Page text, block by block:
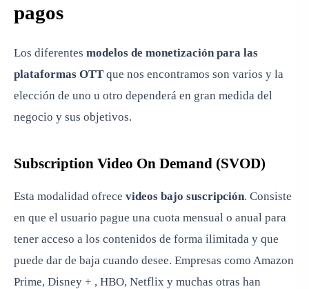
pagos
Los diferentes modelos de monetización para las
plataformas OTT que nos encontramos son varios y la
elección de uno u otro dependerá en gran medida del
negocio y sus objetivos.
Subscription Video On Demand (SVOD)
Esta modalidad ofrece videos bajo suscripción. Consiste
en que el usuario pague una cuota mensual o anual para
tener acceso a los contenidos de forma ilimitada y que
puede dar de baja cuando desee. Empresas como Amazon
Prime, Disney + , HBO, Netflix y muchas otras han